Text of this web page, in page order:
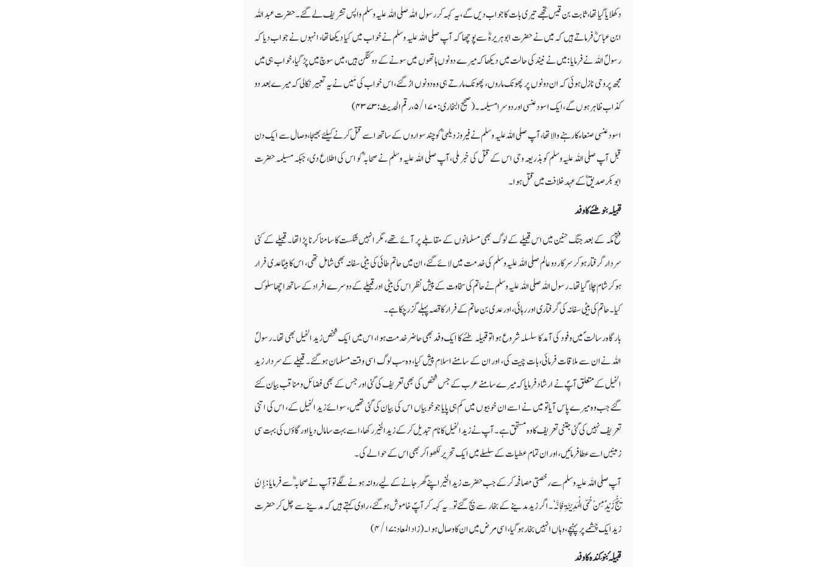
دکھلایا گیا تھا، ثابت بن قیس تجھے تیری بات کا جواب دیں گے، یہ کہہ کر رسول اللہ صلی اللہ علیہ وسلم واپس تشریف لے گئے۔ حضرت عبد اللہ
ابن عباسؓ فرماتے ہیں کہ میں نے حضرت ابوہریرہؓ سے پوچھا کہ آپ صلی اللہ علیہ وسلم نے خواب میں کیا دیکھا تھا، انہوں نے جواب دیا کہ
رسولؐ اللہ نے فرمایا : میں نے نیند کی حالت میں دیکھا کہ میرے دونوں ہاتھوں میں سونے کے دو کنگن ہیں، میں سوچ میں پڑ گیا، خواب ہی میں
مجھ پر وحی نازل ہوئی کہ ان دونوں پر پھونک ماروں، پھونک مارتے ہی وہ دونوں اڑ گئے، اس خواب کی مَیں نے یہ تعبیر نکالی کہ میرے بعد دو
کذاب ظاہر ہوں گے، ایک اسو د عنسی اور دوسرا مسیلمہ۔ (صحیح البخاری:۵/۱۷۰، رقم الحدیث:۴۳۷۳)
اسود عنسی صنعاء کا رہنے والا تھا، آپ صلی اللہ علیہ وسلم نے فیروز دیلمیؓ کو چند سواروں کے ساتھ اسے قتل کرنے کیلئے بھیجا، وصال سے ایک دن
قبل آپ صلی اللہ علیہ وسلم کو بذریعہ وحی اس کے قتل کی خبر ملی، آپ صلی اللہ علیہ وسلم نے صحابہؓ کو اس کی اطلاع دی، جبکہ مسیلمہ حضرت
ابوبکر صدیقؓ کے عہد خلافت میں قتل ہوا۔
قبیلہ بنو طئے کا وفد
فتح مکہ کے بعد جنگ حنین میں اس قبیلے کے لوگ بھی مسلمانوں کے مقابلے پر آئے تھے، مگر انہیں شکست کا سامنا کرنا پڑاتھا۔ قبیلے کے کئی
سردار گرفتار ہوکر سرکار دو عالم صلی اللہ علیہ وسلم کی خدمت میں لائے گئے، ان میں حاتم طائی کی بیٹی سفانہ بھی شامل تھی، اس کا بیٹا عدی فرار
ہوکر شام چلا گیا تھا۔ رسول اللہ صلی اللہ علیہ وسلم نے حاتم کی سخاوت کے پیش نظر اس کی بیٹی اور قبیلے کے دوسرے افراد کے ساتھ اچھا سلوک
کیا۔ حاتم کی بیٹی سفانہ کی گرفتاری اور رہائی، اور عدی بن حاتم کے فرار کا قصہ پہلے گزر چکا ہے۔
بارگاہ رسالتؐ میں وفود کی آمد کا سلسلہ شروع ہوا تو قبیلہ طئے کا ایک وفد بھی حاضر خدمت ہوا، اس میں ایک شخص زید الخیل بھی تھا۔ رسولؐ
اللہ نے ان سے ملاقات فرمائی، بات چیت کی، اور ان کے سامنے اسلام پیش کیا، وہ سب لوگ اسی وقت مسلمان ہوگئے۔ قبیلے کے سردار زید
الخیل کے متعلق آپؐ نے ارشاد فرمایا کہ میرے سامنے عرب کے جس شخص کی بھی تعریف کی گئی اور جس کے بھی فضائل و مناقب بیان کئے
گئے جب وہ میرے پاس آیا تو میں نے اسے ان خوبیوں میں کم ہی پایا جو خوبیاں اس کی بیان کی گئی تھیں، سوائے زید الخیل کے، اس کی اتنی
تعریف نہیں کی گئی جتنی تعریف کا وہ مستحق ہے۔ آپ نے زید الخیل کا نام تبدیل کرکے زید الخیر رکھا، اسے بہت سا مال دیا اور گاؤں کی بہت سی
زمینیں اسے عطا فرمائیں، اور ان تمام عطیات کے سلسلے میں ایک تحریر لکھوا کر بھی اس کے حوالے کی۔
آپ صلی اللہ علیہ وسلم سے رخصتی مصافحہ کرکے جب حضرت زید الخیر اپنے گھر جانے کے لیے روانہ ہونے لگے تو آپ نے صحابہؓ سے فرمایا : إِنْ
یَنْجَ زَیْدٌ مِنْ حُمّی الْمَدِیْنَۃِ فَاِنَّہٗ۔ اگر زید مدینے کے بخار سے بچ گئے تو… یہ کہہ کر آپؐ خاموش ہوگئے، راوی کہتے ہیں کہ مدینے سے چل کر حضرت
زید ایک چشمے پر پہنچے، وہاں انہیں بخار ہوگیا، اسی مرض میں ان کا وصال ہوا۔ (زاد المعاد:۴/۱۷)
قبیلہ ٔ بنو کِندہ کا وفد